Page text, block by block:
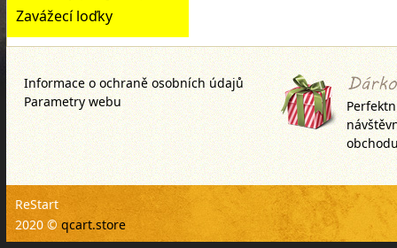
Zavážecí loďky
Informace o ochraně osobních údajů
Parametry webu
ReStart
2020 © qcart.store